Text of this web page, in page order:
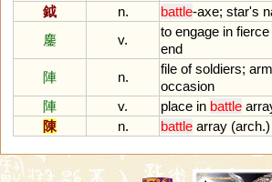
鉞
n. battle-axe; star's
鏖
v.
to engage in fierce
end
陣
n.
file of soldiers;
occasion
陣
v. place in battle
陳
n. battle array (arch.)